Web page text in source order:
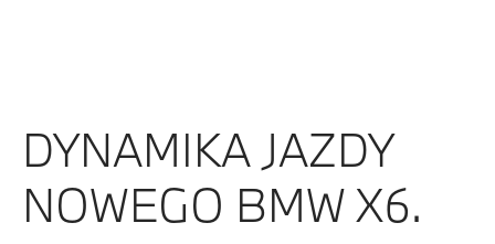
DYNAMIKA JAZDY
NOWEGO BMW X6.